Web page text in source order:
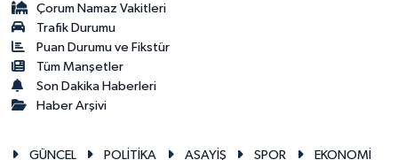
Çorum Namaz Vakitleri
Trafik Durumu
Puan Durumu ve Fikstür
Tüm Manşetler
Son Dakika Haberleri
Haber Arşivi
GÜNCEL POLİTİKA ASAYİŞ SPOR EKONOMİ